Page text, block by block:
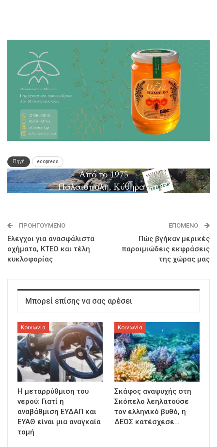
Πηγή ecopress
ΠΡΟΗΓΟΎΜΕΝΟ
Ελεγχοι για ανασφάλιστα
οχήματα, ΚΤΕΟ και τέλη
κυκλοφορίας
ΕΠΌΜΕΝΟ
Πώς βγήκαν μερικές
παροιμιώδεις εκφράσεις
της χώρας μας
Μπορεί επίσης να σας αρέσει
Κοινωνία
Η μεταρρύθμιση του
νερού: Γιατί η
αναβάθμιση ΕΥΔΑΠ και
ΕΥΑΘ είναι μια αναγκαία
τομή
Κοινωνία
Σκάφος αναψυχής στη
Σκόπελο λεηλατούσε
τον ελληνικό βυθό, η
ΔΕΟΣ κατέσχεσε…